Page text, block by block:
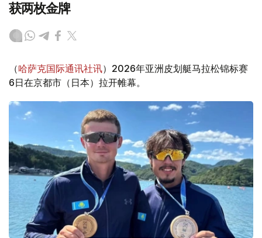
获两枚金牌
（哈萨克国际通讯社讯）2026年亚洲皮划艇马拉松锦标赛
6日在京都市（日本）拉开帷幕。